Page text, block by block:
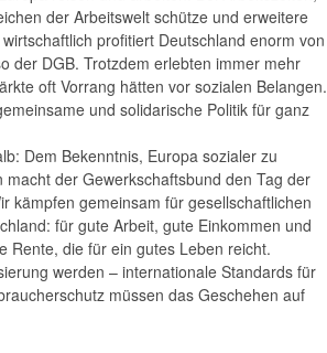
der Arbeitswelt schütze und erweitere
profitiert Deutschland enorm von
der DGB. Trotzdem erlebten immer mehr
oft Vorrang hätten vor sozialen Belangen.
und solidarische Politik für ganz
Dem Bekenntnis, Europa sozialer zu
der Gewerkschaftsbund den Tag der
kämpfen gemeinsam für gesellschaftlichen
für gute Arbeit, gute Einkommen und
Rente, die für ein gutes Leben reicht.
werden – internationale Standards für
müssen das Geschehen auf